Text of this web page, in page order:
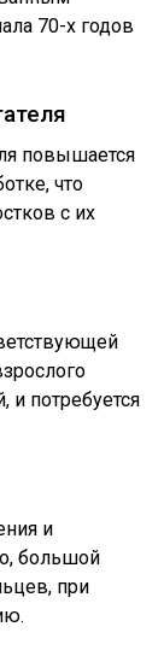
70-х годов
повышается
что
с их
и потребуется
и
большой
при